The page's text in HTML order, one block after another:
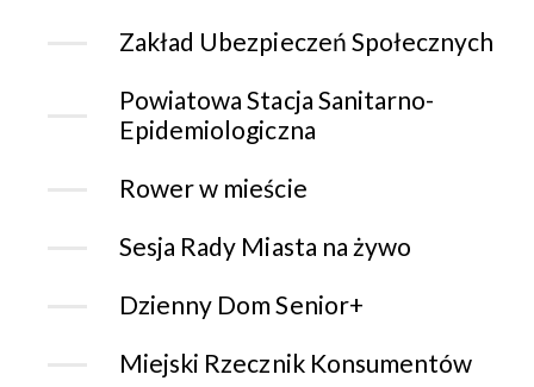
Zakład Ubezpieczeń Społecznych
Powiatowa Stacja Sanitarno-
Epidemiologiczna
Rower w mieście
Sesja Rady Miasta na żywo
Dzienny Dom Senior+
Miejski Rzecznik Konsumentów